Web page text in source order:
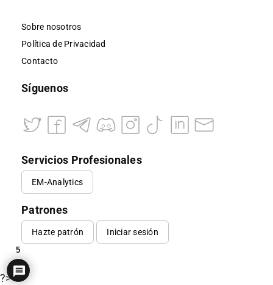
Sobre nosotros
Política de Privacidad
Contacto
Síguenos
Servicios Profesionales
EM-Analytics
Patrones
Hazte patrón Iniciar sesión
5
?>